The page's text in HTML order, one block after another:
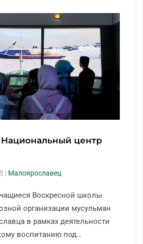
центр
| Малоярославец
Воскресной школы
организации мусульман
в рамках деятельности
воспитанию под…